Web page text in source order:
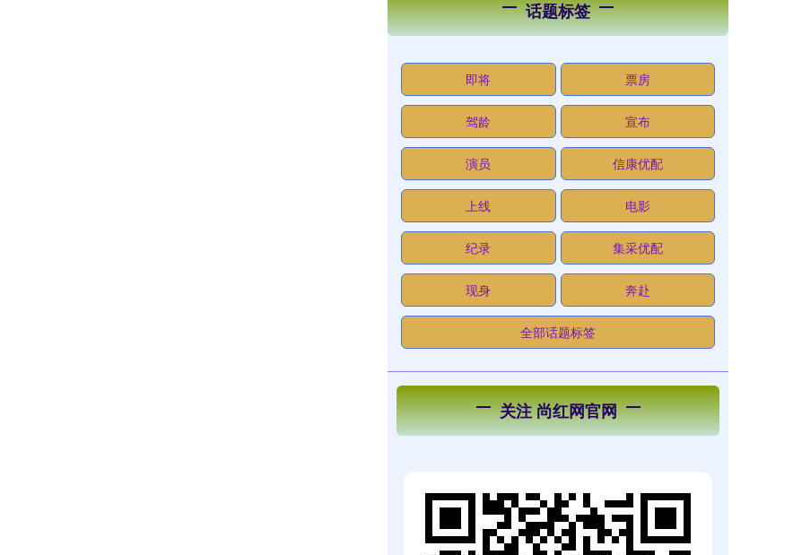
话题标签
即将 票房
驾龄 宣布
演员 信康优配
上线 电影
纪录 集采优配
现身 奔赴
全部话题标签
关注 尚红网官网